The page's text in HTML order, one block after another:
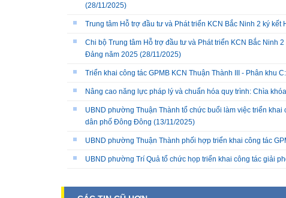
(28/11/2025)
Trung tâm Hỗ trợ đầu tư và Phát triển KCN Bắc Ninh 2 ký
Chi bộ Trung tâm Hỗ trợ đầu tư và Phát triển KCN Bắc Ninh
Đảng năm 2025 (28/11/2025)
Triển khai công tác GPMB KCN Thuận Thành III - Phân khu
Nâng cao năng lực pháp lý và chuẩn hóa quy trình: Chìa
UBND phường Thuận Thành tổ chức buổi làm việc triển
dân phố Đông Đông (13/11/2025)
UBND phường Thuận Thành phối hợp triển khai công tác
UBND phường Trí Quả tổ chức họp triển khai công tác giải